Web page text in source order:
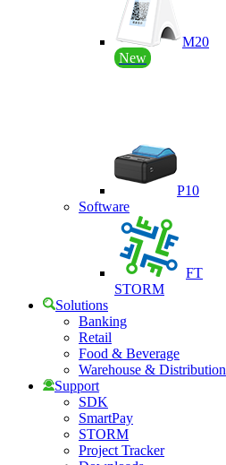
M20
New
P10
Software
FT
STORM
Solutions
Banking
Retail
Food & Beverage
Warehouse & Distribution
Support
SDK
SmartPay
STORM
Project Tracker